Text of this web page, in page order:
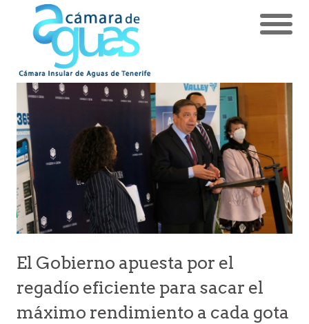
El Gobierno apuesta por el
regadío eficiente para sacar el
máximo rendimiento a cada gota